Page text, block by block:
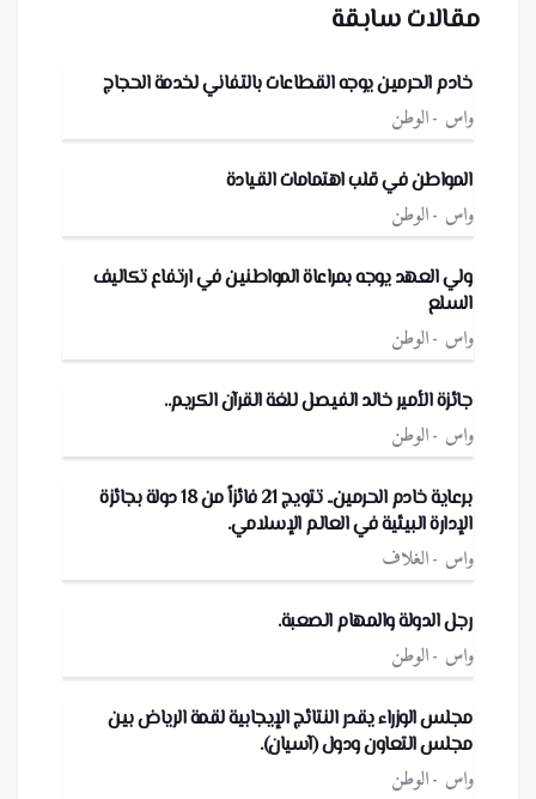
مقالات سابقة
خادم الحرمين يوجه القطاعات بالتفاني لخدمة الحجاج
واس الوطن
المواطن في قلب اهتمامات القيادة
واس الوطن
ولي العهد يوجه بمراعاة المواطنين في ارتفاع تكاليف
السلع
واس الوطن
جائزة الأمير خالد الفيصل للغة القرآن الكريم..
واس الوطن
برعاية خادم الحرمين.. تتويج 21 فائزاً من 18 دولة بجائزة
الإدارة البيئية في العالم الإسلامي.
واس الغلاف
رجل الدولة والمهام الصعبة.
واس الوطن
مجلس الوزراء يقدر النتائج الإيجابية لقمة الرياض بين
مجلس التعاون ودول (آسيان).
واس الوطن